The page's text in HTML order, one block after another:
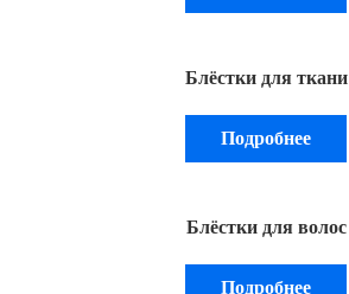
Блёстки для ткани
Подробнее
Блёстки для волос
Подробнее